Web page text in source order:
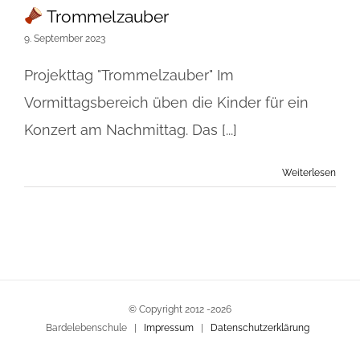
Trommelzauber
9. September 2023
Projekttag "Trommelzauber" Im
Vormittagsbereich üben die Kinder für ein
Konzert am Nachmittag. Das [...]
Weiterlesen
© Copyright 2012 -2026
Bardelebenschule | Impressum | Datenschutzerklärung